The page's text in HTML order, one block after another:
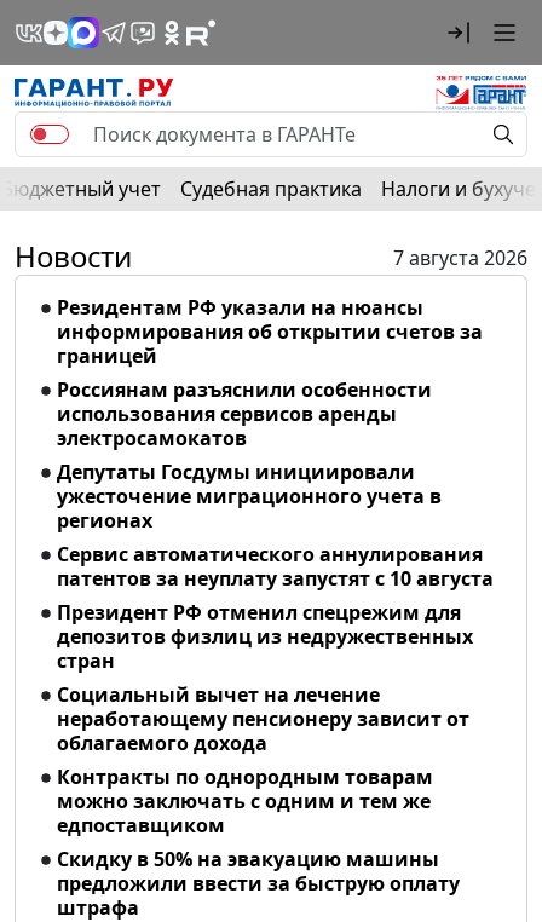
Бюджетный учет Судебная практика Налоги и
Новости
7 августа 2026
Резидентам РФ указали на нюансы
информирования об открытии счетов за
границей
Россиянам разъяснили особенности
использования сервисов аренды
электросамокатов
Депутаты Госдумы инициировали
ужесточение миграционного учета в
регионах
Сервис автоматического аннулирования
патентов за неуплату запустят с 10 августа
Президент РФ отменил спецрежим для
депозитов физлиц из недружественных
стран
Социальный вычет на лечение
неработающему пенсионеру зависит от
облагаемого дохода
Контракты по однородным товарам
можно заключать с одним и тем же
едпоставщиком
Скидку в 50% на эвакуацию машины
предложили ввести за быструю оплату
штрафа